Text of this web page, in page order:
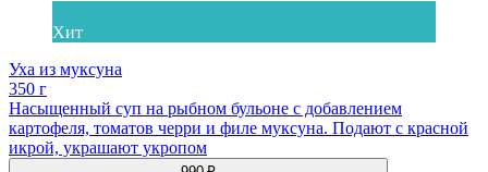
Хит
Уха из муксуна
350 г
Насыщенный суп на рыбном бульоне с добавлением
картофеля, томатов черри и филе муксуна. Подают с красной
икрой, украшают укропом